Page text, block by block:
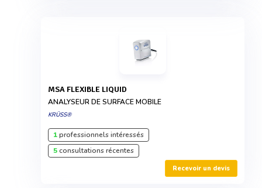
MSA FLEXIBLE LIQUID
ANALYSEUR DE SURFACE MOBILE
KRÜSS®
1professionnels intéressés
5consultations récentes
Recevoir un devis